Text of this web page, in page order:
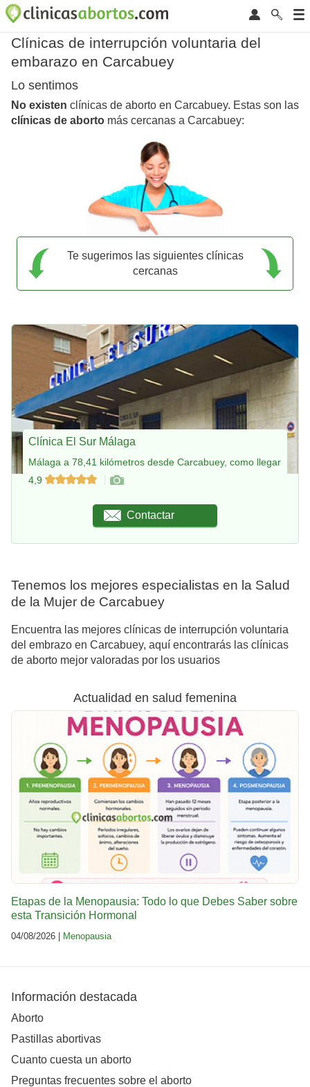
Clínicas de interrupción voluntaria del
embarazo en Carcabuey
Lo sentimos
No existen clínicas de aborto en Carcabuey. Estas son las
clínicas de aborto más cercanas a Carcabuey:
Te sugerimos las siguientes clínicas
cercanas
Clínica El Sur Málaga
Málaga a 78,41 kilómetros desde Carcabuey, como llegar
4,9
Contactar
Tenemos los mejores especialistas en la Salud
de la Mujer de Carcabuey
Encuentra las mejores clínicas de interrupción voluntaria
del embrazo en Carcabuey, aquí encontrarás las clínicas
de aborto mejor valoradas por los usuarios
Actualidad en salud femenina
Etapas de la Menopausia: Todo lo que Debes Saber sobre
esta Transición Hormonal
04/08/2026 | Menopausia
Información destacada
Aborto
Pastillas abortivas
Cuanto cuesta un aborto
Preguntas frecuentes sobre el aborto